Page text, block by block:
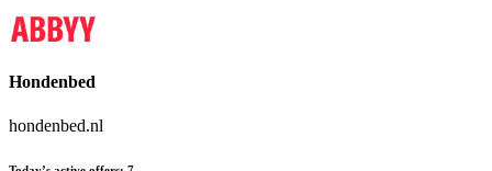
Hondenbed
hondenbed.nl